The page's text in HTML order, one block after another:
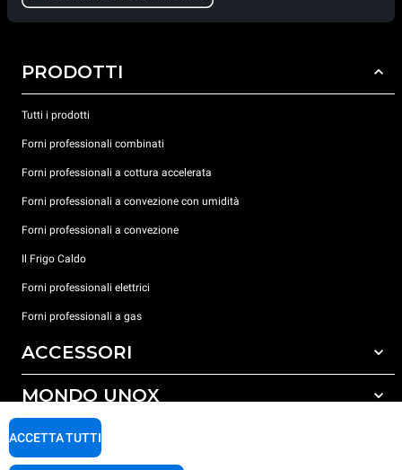
PRODOTTI
Tutti i prodotti
Forni professionali combinati
Forni professionali a cottura accelerata
Forni professionali a convezione con umidità
Forni professionali a convezione
Il Frigo Caldo
Forni professionali elettrici
Forni professionali a gas
ACCESSORI
Tutti gli accessori
Detergenti per lavaggio automatico
Detergenti per lavaggio manuale
MONDO UNOX
Le nostre sedi nel mondo
Carriere Unox
SUPPORTO
ACCETTA TUTTI